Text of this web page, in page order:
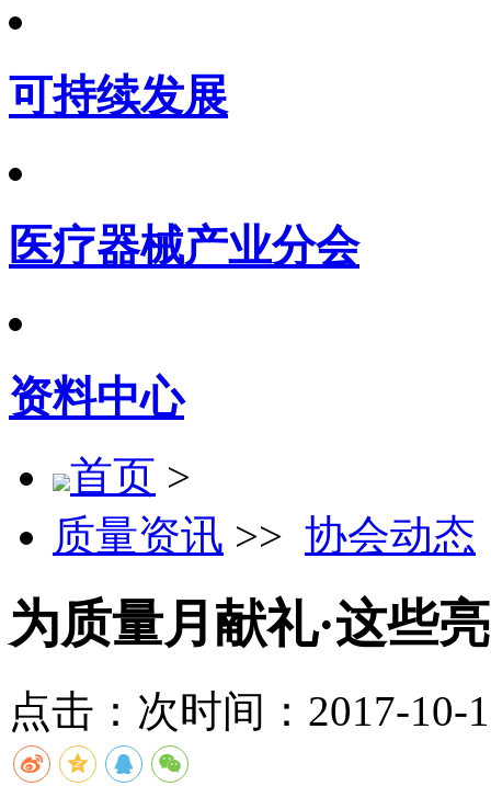
可持续发展
医疗器械产业分会
资料中心
首页 >
质量资讯 >> 协会动态
为质量月献礼·这些
点击： 次时间：2017-10-